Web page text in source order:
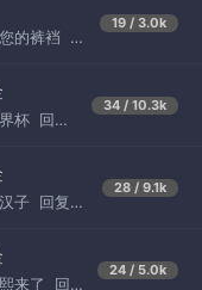
的裤裆
回
19 / 3.0k
杯 回复
34 / 10.3k
子
回复于
28 / 9.1k
来了 回复
24 / 5.0k